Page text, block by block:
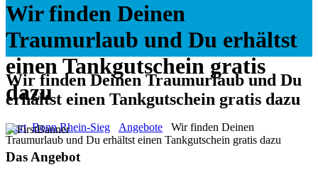
Wir finden Deinen
Traumurlaub und Du erhältst
einen Tankgutschein gratis
dazu
Start Bonn Rhein-Sieg Angebote
Wir finden Deinen
Traumurlaub und Du erhältst einen Tankgutschein gratis dazu
Wir finden Deinen Traumurlaub und Du
erhältst einen Tankgutschein gratis dazu
Das Angebot